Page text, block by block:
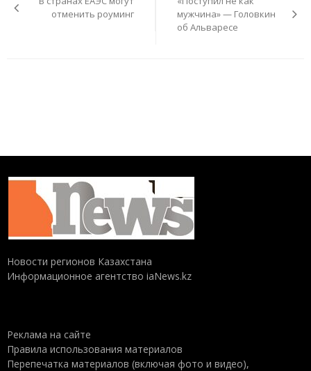
записямотменить роуминг
мужчина» — Головкин
об Альваресе
Новости регионов Казахстана
Информационное агентство iaNews.kz
Реклама на сайте
Правила использования материалов
Перепечатка материалов (включая фото и видео),